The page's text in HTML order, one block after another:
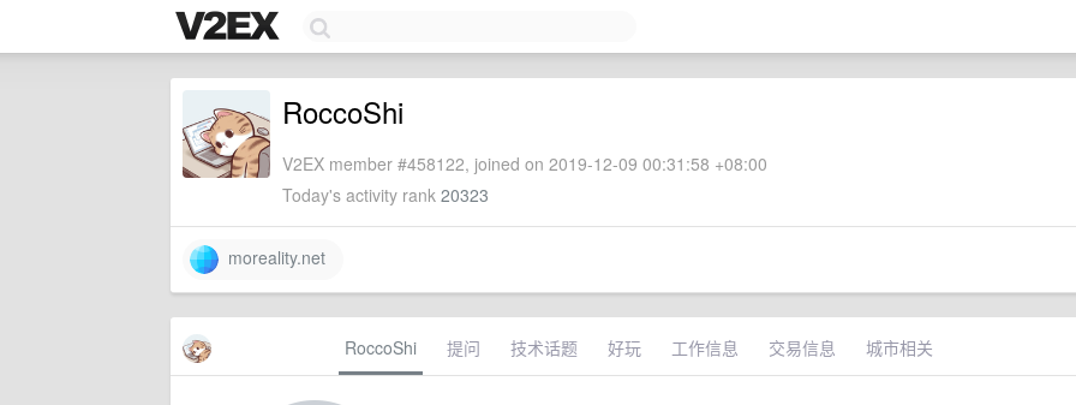
RoccoShi
V2EX member #458122, joined on 2019-12-09 00:31:58 +08:00
Today's activity rank 20323
moreality.net
RoccoShi 提问 技术话题 好玩 工作信息 交易信息 城市相关